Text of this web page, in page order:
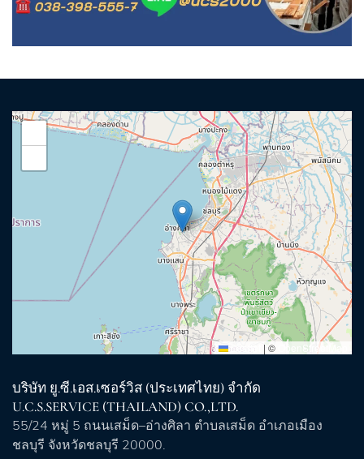
Leaflet | © OpenStreetMap
บริษัท ยู.ซี.เอส.เซอร์วิส (ประเทศไทย) จำกัด
U.C.S.SERVICE (THAILAND) CO.,LTD.
55/24 หมู่ 5 ถนนเสม็ด–อ่างศิลา ตำบลเสม็ด อำเภอเมือง
ชลบุรี จังหวัดชลบุรี 20000.